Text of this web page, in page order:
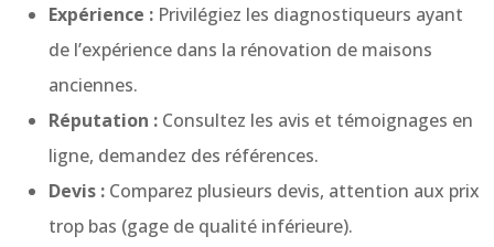
Expérience : Privilégiez les diagnostiqueurs ayant
de l’expérience dans la rénovation de maisons
anciennes.
Réputation : Consultez les avis et témoignages en
ligne, demandez des références.
Devis : Comparez plusieurs devis, attention aux prix
trop bas (gage de qualité inférieure).